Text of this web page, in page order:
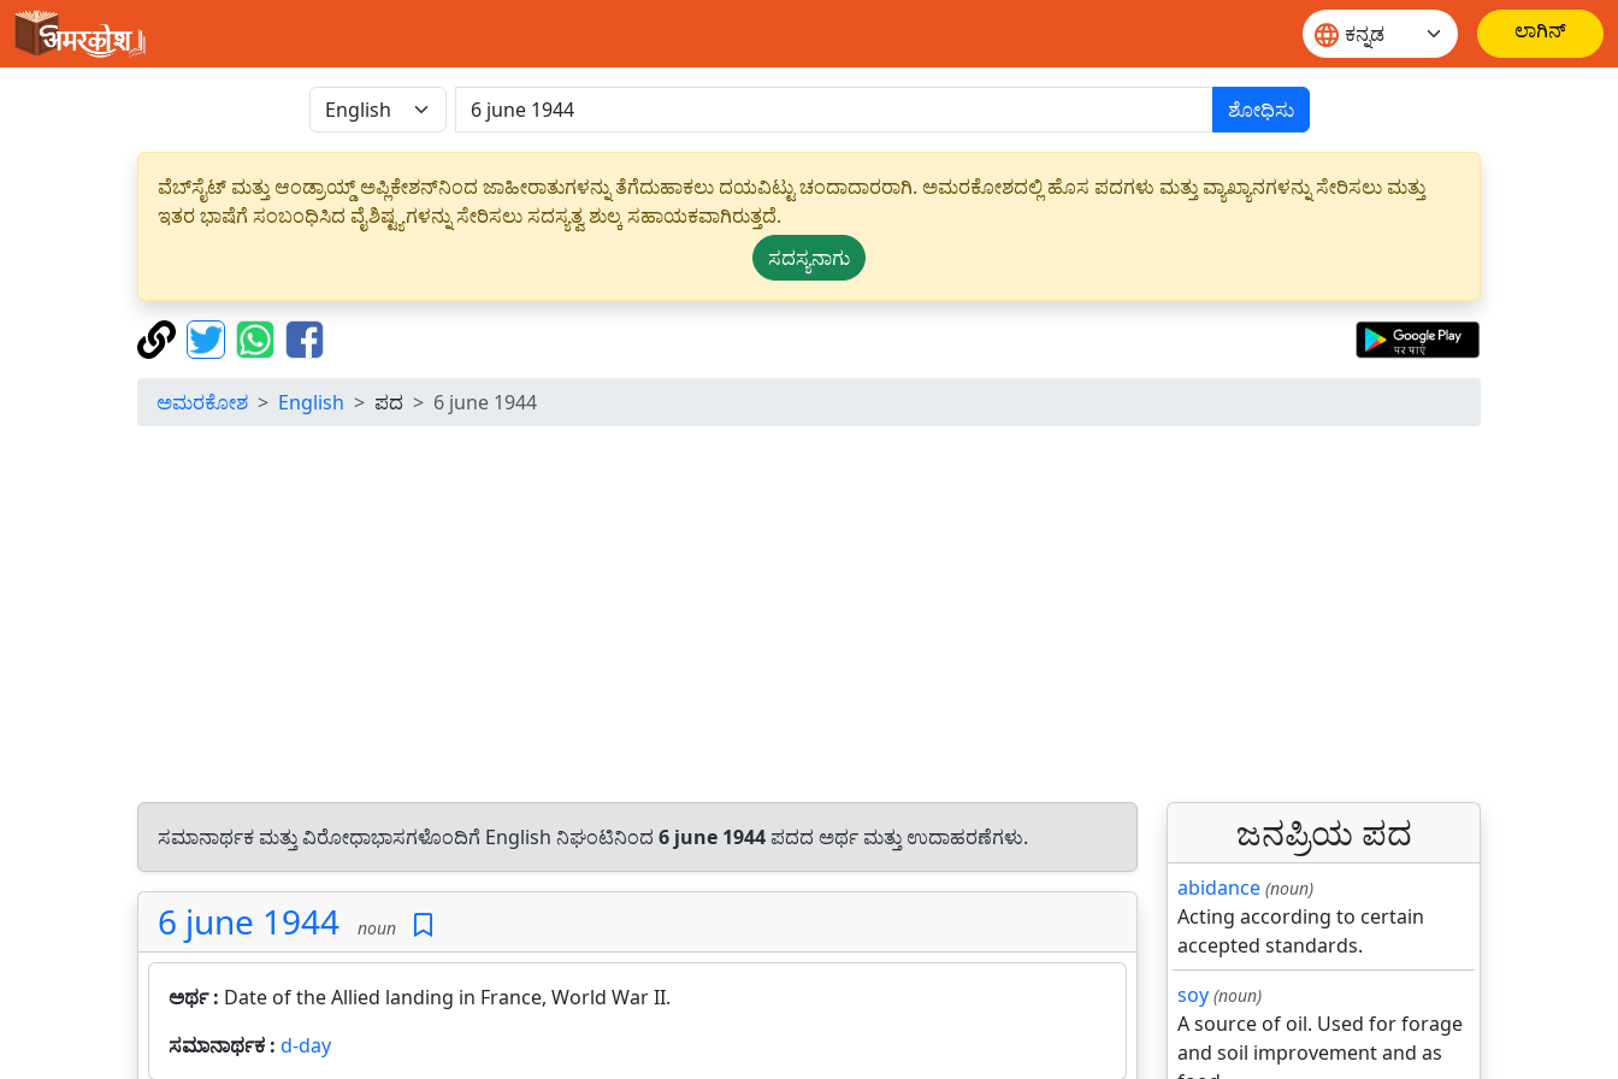
ಲಾಗಿನ್
ಶೋಧಿಸು
ವೆಬ್‌ಸೈಟ್ ಮತ್ತು ಆಂಡ್ರಾಯ್ಡ್ ಅಪ್ಲಿಕೇಶನ್‌ನಿಂದ ಜಾಹೀರಾತುಗಳನ್ನು ತೆಗೆದುಹಾಕಲು ದಯವಿಟ್ಟು ಚಂದಾದಾರರಾಗಿ. ಅಮರಕೋಶದಲ್ಲಿ ಹೊಸ ಪದಗಳು ಮತ್ತು ವ್ಯಾಖ್ಯಾನಗಳನ್ನು ಸೇರಿಸಲು ಮತ್ತು
ಇತರ ಭಾಷೆಗೆ ಸಂಬಂಧಿಸಿದ ವೈಶಿಷ್ಟ್ಯಗಳನ್ನು ಸೇರಿಸಲು ಸದಸ್ಯತ್ವ ಶುಲ್ಕ ಸಹಾಯಕವಾಗಿರುತ್ತದೆ.
ಸದಸ್ಯನಾಗು
ಅಮರಕೋಶ English ಪದ 6 june 1944
ಸಮಾನಾರ್ಥಕ ಮತ್ತು ವಿರೋಧಾಭಾಸಗಳೊಂದಿಗೆ English ನಿಘಂಟಿನಿಂದ 6 june 1944 ಪದದ ಅರ್ಥ ಮತ್ತು ಉದಾಹರಣೆಗಳು.
6 june 1944 noun
ಅರ್ಥ : Date of the Allied landing in France, World War II.
ಸಮಾನಾರ್ಥಕ : d-day
ಜನಪ್ರಿಯ ಪದ
abidance (noun)
Acting according to certain
accepted standards.
soy (noun)
A source of oil. Used for forage
and soil improvement and as